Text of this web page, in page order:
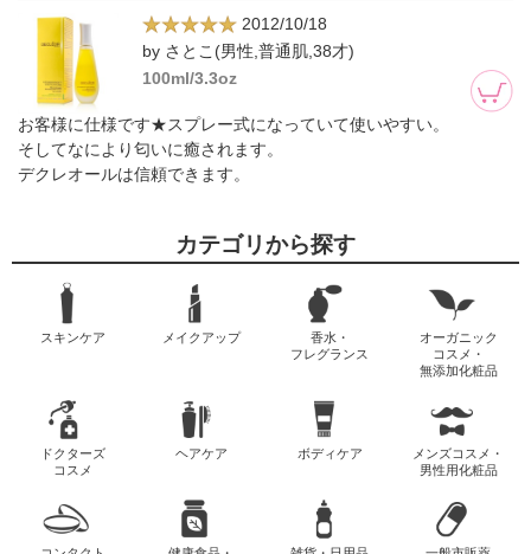
2012/10/18
by さとこ(男性,普通肌,38才)
100ml/3.3oz
お客様に仕様です★スプレー式になっていて使いやすい。
そしてなにより匂いに癒されます。
デクレオールは信頼できます。
カテゴリから探す
スキンケア メイクアップ
香水・
フレグランス
オーガニック
コスメ・
無添加化粧品
ドクターズ
コスメ
ヘアケア ボディケア
メンズコスメ・
男性用化粧品